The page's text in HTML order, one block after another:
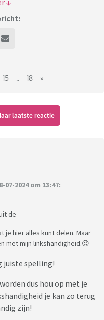
kunnen worden dat
overweg kunnen..
in een restaurant krijgt
één kant rond en aan
dat het voor
kant is het een stuk
aanverwante bakjes. Die
om het
nog
15 18 »
laatste reactie
2024 om 13:47:
de
je hier alles kunt delen. Maar
met mijn linkshandigheid.😉
juiste spelling!
dus hou op met je
je kan zo terug
zijn!